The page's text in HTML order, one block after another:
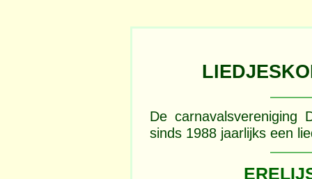
De carnavalsvereniging
sinds 1988 jaarlijks een